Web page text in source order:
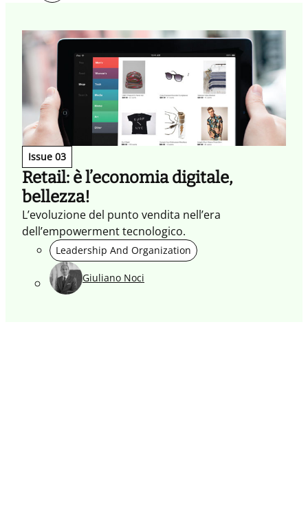
Issue 03
Retail: è l’economia digitale,
bellezza!
L’evoluzione del punto vendita nell’era
dell’empowerment tecnologico.
Leadership And Organization
Giuliano Noci